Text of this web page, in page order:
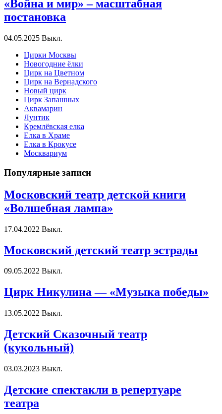
«Война и мир» – масштабная
постановка
04.05.2025 Выкл.
Цирки Москвы
Новогодние ёлки
Цирк на Цветном
Цирк на Вернадского
Новый цирк
Цирк Запашных
Аквамарин
Лунтик
Кремлёвская елка
Елка в Храме
Елка в Крокусе
Москвариум
Популярные записи
Московский театр детской книги
«Волшебная лампа»
17.04.2022 Выкл.
Московский детский театр эстрады
09.05.2022 Выкл.
Цирк Никулина — «Музыка победы»
13.05.2022 Выкл.
Детский Сказочный театр
(кукольный)
03.03.2023 Выкл.
Детские спектакли в репертуаре
театра